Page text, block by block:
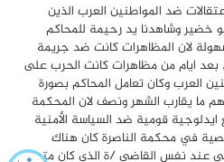
ضد المواطنين العرب الذين
خضير وشاهدنا يد رحيمة للمحاكم
لان المظاهرات كانت ضد جريمة
ايام من مظاهرات كانت الحرب على
العرب وكان تعامل المحاكم بصورة
ما يقارب الشهر ونصف لان المحكمة
قومية ضد السياسة الأمنية
في محكمة الناصرة كان هناك
عند نفس القاضي /ة الذي كان متسامح